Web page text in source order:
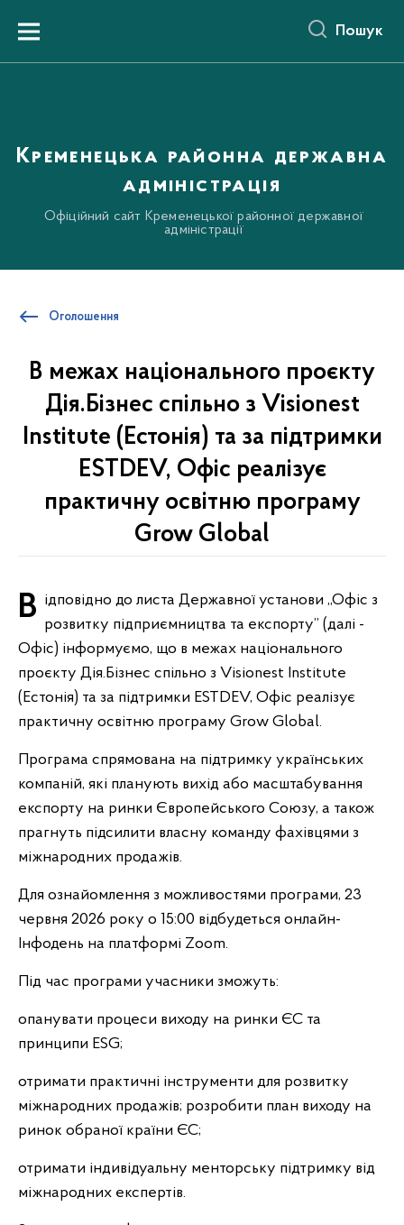
вмістуMenu Пошук
Кременецька районна державна
адміністрація
Офіційний сайт Кременецької районної державної
адміністрації
Оголошення
В межах національного проєкту
Дія.Бізнес спільно з Visionest
Institute (Естонія) та за підтримки
ESTDEV, Офіс реалізує
практичну освітню програму
Grow Global
Відповідно до листа Державної установи ,,Офіс з розвитку підприємництва та експорту” (далі -
Офіс) інформуємо, що в межах національного
проєкту Дія.Бізнес спільно з Visionest Institute
(Естонія) та за підтримки ESTDEV, Офіс реалізує
практичну освітню програму Grow Global.
Програма спрямована на підтримку українських
компаній, які планують вихід або масштабування
експорту на ринки Європейського Союзу, а також
прагнуть підсилити власну команду фахівцями з
міжнародних продажів.
Для ознайомлення з можливостями програми, 23
червня 2026 року о 15:00 відбудеться онлайн-
Інфодень на платформі Zoom.
Під час програми учасники зможуть:
опанувати процеси виходу на ринки ЄС та
принципи ESG;
отримати практичні інструменти для розвитку
міжнародних продажів; розробити план виходу на
ринок обраної країни ЄС;
отримати індивідуальну менторську підтримку від
міжнародних експертів.